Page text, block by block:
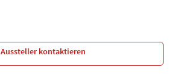
Aussteller kontaktieren